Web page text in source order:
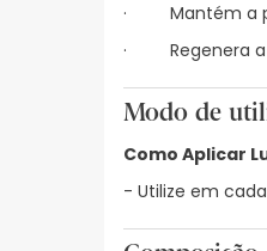
· Mantém a
· Regenera a
Modo de
Como Aplicar
- Utilize em